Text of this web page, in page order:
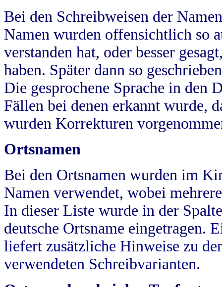
Bei den Schreibweisen der
Namen wurden offensichtlich so
verstanden hat, oder besser
haben. Später dann so
Die gesprochene Sprache in
Fällen bei denen erkannt wurde,
wurden Korrekturen
Ortsnamen
Bei den Ortsnamen wurden im
Namen verwendet, wobei
In dieser Liste wurde in der
deutsche Ortsname eingetragen.
liefert zusätzliche Hinweise zu
verwendeten Schreibvarianten.